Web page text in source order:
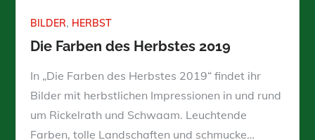
BILDER HERBST
Die Farben des Herbstes 2019
In „Die Farben des Herbstes 2019“ findet ihr
Bilder mit herbstlichen Impressionen in und rund
um Rickelrath und Schwaam. Leuchtende
Farben, tolle Landschaften und schmucke…